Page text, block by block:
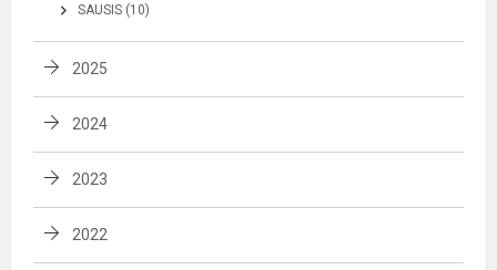
SAUSIS (10)
2025
2024
2023
2022